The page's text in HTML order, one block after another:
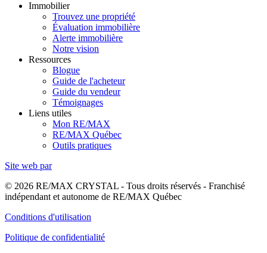
Immobilier
Trouvez une propriété
Évaluation immobilière
Alerte immobilière
Notre vision
Ressources
Blogue
Guide de l'acheteur
Guide du vendeur
Témoignages
Liens utiles
Mon RE/MAX
RE/MAX Québec
Outils pratiques
Site web par
© 2026 RE/MAX CRYSTAL - Tous droits réservés - Franchisé
indépendant et autonome de RE/MAX Québec
Conditions d'utilisation
Politique de confidentialité